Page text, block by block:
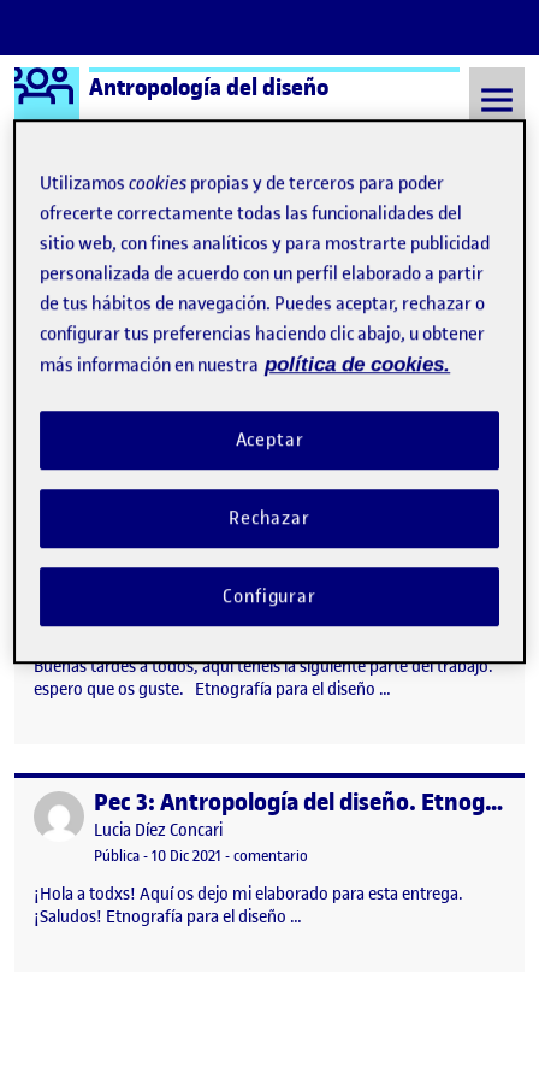
Saltar al contenido
Logo Ágora
Antropología del diseño
Semestre 20211 - Aula 1 10 Diciembre, 2021
10 Diciembre, 2021
Publicado porFASE 3: ETNOGRAFÍA DEL DISEÑO
Etnografía para el diseño …
Publicado porETNOGRAFIA PARA EL DISEÑO
Yamina El Faezi Bkhicha
Visibilidad:
Pública-Fecha de publicación
10 Dic 2021-comentarioen ETNOGRAFIA PARA EL DISEÑO
Buenas tardes a todos, aquí tenéis la siguiente parte del trabajo.
espero que os guste. Etnografía para el diseño …
Publicado por Pec 3: Antropología del diseño. Etnografía para el diseño
Publicado por
Lucia Díez Concari
Visibilidad:
Pública-Fecha de publicación
10 Dic 2021 10 diciembre, 2021 12:07 pm
-comentario
¡Hola a todxs! Aquí os dejo mi elaborado para esta entrega.
¡Saludos! Etnografía para el diseño …
Utilizamoscookies propias y de terceros para poder
ofrecerte correctamente todas las funcionalidades del
sitio web, con fines analíticos y para mostrarte publicidad
personalizada de acuerdo con un perfil elaborado a partir
de tus hábitos de navegación. Puedes aceptar, rechazar o
configurar tus preferencias haciendo clic abajo, u obtener
más información en nuestra política de cookies.
Rechazar
Aceptar
Configurar